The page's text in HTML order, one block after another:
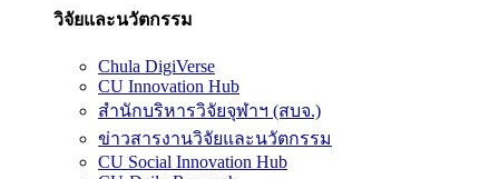
วิจัยและนวัตกรรม
Chula DigiVerse
CU Innovation Hub
สำนักบริหารวิจัยจุฬาฯ (สบจ.)
ข่าวสารงานวิจัยและนวัตกรรม
CU Social Innovation Hub